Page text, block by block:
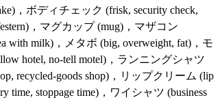
，ボディチェック (frisk, security check,
，マグカップ (mug)，マザコン
with milk)，メタボ (big, overweight, fat)，モ
hotel, no-tell motel)，ランニングシャツ
recycled-goods shop)，リップクリーム (lip
stoppage time)，ワイシャツ (business